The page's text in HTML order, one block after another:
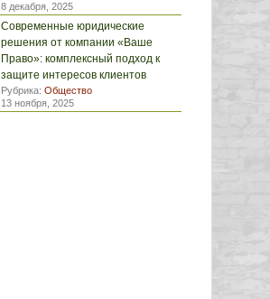
8 декабря, 2025
Современные юридические
решения от компании «Ваше
Право»: комплексный подход к
защите интересов клиентов
Рубрика: Общество
13 ноября, 2025